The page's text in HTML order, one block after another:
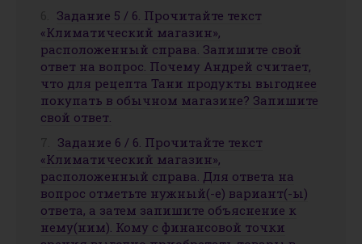
Задание 5 / 6. Прочитайте текст
«Климатический магазин»,
расположенный справа. Запишите свой
ответ на вопрос. Почему Андрей считает,
что для рецепта Тани продукты выгоднее
покупать в обычном магазине? Запишите
свой ответ.
Задание 6 / 6. Прочитайте текст
«Климатический магазин»,
расположенный справа. Для ответа на
вопрос отметьте нужный(-е) вариант(-ы)
ответа, а затем запишите объяснение к
нему(ним). Кому с финансовой точки